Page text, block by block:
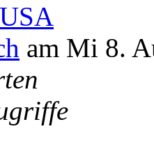
am Mi 8.